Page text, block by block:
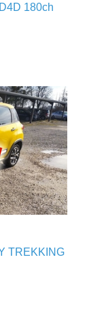
180ch
TREKKING